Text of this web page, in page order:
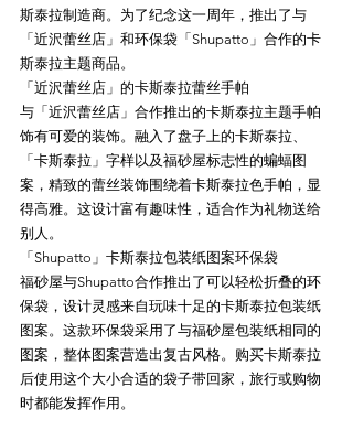
斯泰拉制造商。为了纪念这一周年，推出了与
「近沢蕾丝店」和环保袋「Shupatto」合作的卡
斯泰拉主题商品。
「近沢蕾丝店」的卡斯泰拉蕾丝手帕
与「近沢蕾丝店」合作推出的卡斯泰拉主题手帕
饰有可爱的装饰。融入了盘子上的卡斯泰拉、
「卡斯泰拉」字样以及福砂屋标志性的蝙蝠图
案，精致的蕾丝装饰围绕着卡斯泰拉色手帕，显
得高雅。这设计富有趣味性，适合作为礼物送给
别人。
「Shupatto」卡斯泰拉包装纸图案环保袋
福砂屋与Shupatto合作推出了可以轻松折叠的环
保袋，设计灵感来自玩味十足的卡斯泰拉包装纸
图案。这款环保袋采用了与福砂屋包装纸相同的
图案，整体图案营造出复古风格。购买卡斯泰拉
后使用这个大小合适的袋子带回家，旅行或购物